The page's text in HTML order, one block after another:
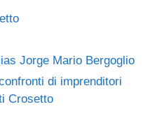
Jorge Mario Bergoglio
di imprenditori
Crosetto